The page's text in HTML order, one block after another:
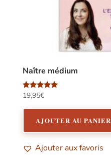
Naître médium
Note
5.00
sur 5
19,95€
AJOUTER AU PANIER
Ajouter aux favoris